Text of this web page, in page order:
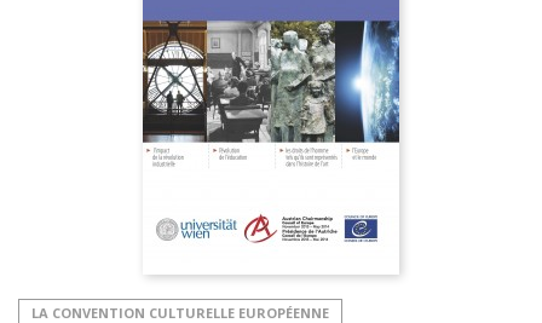
LA CONVENTION CULTURELLE EUROPÉENNE